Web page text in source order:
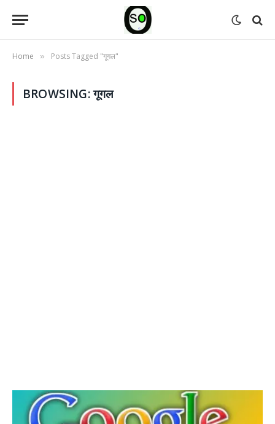
Home » Posts Tagged "गूगल"
BROWSING:गूगल